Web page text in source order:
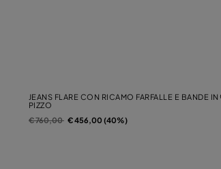
JEANS FLARE CON RICAMO FARFALLE E BANDE IN
PIZZO
Prezzo ridotto da
€ 760,00a € 456,00 (40%)